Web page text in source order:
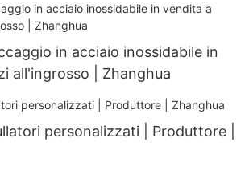
in acciaio inossidabile in
all'ingrosso | Zhanghua
personalizzati | Produttore |